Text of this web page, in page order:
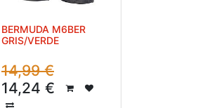
BERMUDA M6BER
GRIS/VERDE
14,99€
14,24 €